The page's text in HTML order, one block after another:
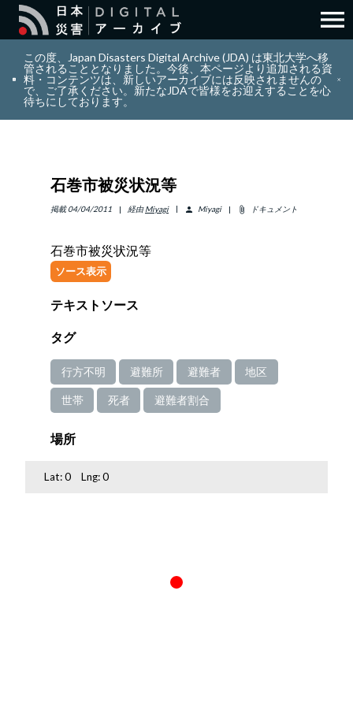
search 検索
layers コレクション
info_outline リソース
ENGLISH
menu
この度、Japan Disasters Digital Archive (JDA) は東北大学へ移
管されることとなりました。今後、本ページより追加される資
料・コンテンツは、新しいアーカイブには反映されませんの
で、ご了承ください。新たなJDAで皆様をお迎えすることを心
待ちにしております。
石巻市被災状況等
掲載 04/04/2011 経由 Miyagi person Miyagi attach_file ドキュメント
石巻市被災状況等
ソース表示
テキストソース
タグ
行方不明 避難所 避難者 地区
世帯 死者 避難者割合
場所
Lat:0 Lng:0